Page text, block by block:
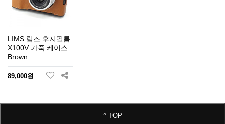
LIMS 림즈 후지필름
X100V 가죽 케이스
Brown
89,000원
^ TOP